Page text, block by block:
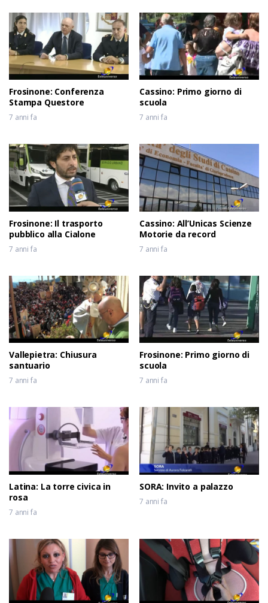
PONZA: Segnali a terra al porto
6 anni fa
Frosinone: Conferenza
Stampa Questore
7 anni fa
Cassino: Primo giorno di
scuola
7 anni fa
Frosinone: Il trasporto
pubblico alla Cialone
7 anni fa
Cassino: All’Unicas Scienze
Motorie da record
7 anni fa
Vallepietra: Chiusura
santuario
7 anni fa
Frosinone: Primo giorno di
scuola
7 anni fa
Latina: La torre civica in
rosa
7 anni fa
SORA: Invito a palazzo
7 anni fa